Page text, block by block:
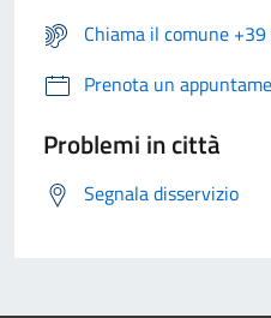
Chiama il comune
Prenota un
Problemi in città
Segnala disservizio